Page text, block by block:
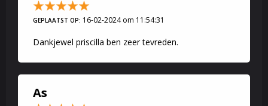
GEPLAATST OP: 16-02-2024 om 11:54:31
Dankjewel priscilla ben zeer tevreden.
As